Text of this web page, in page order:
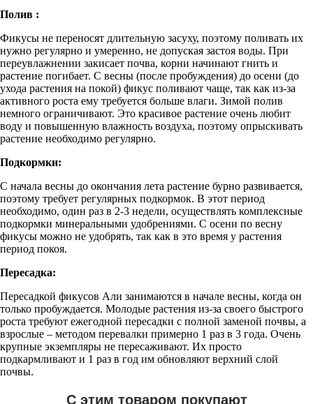
Полив :
Фикусы не переносят длительную засуху, поэтому поливать их
нужно регулярно и умеренно, не допуская застоя воды. При
переувлажнении закисает почва, корни начинают гнить и
растение погибает. С весны (после пробуждения) до осени (до
ухода растения на покой) фикус поливают чаще, так как из-за
активного роста ему требуется больше влаги. Зимой полив
немного ограничивают. Это красивое растение очень любит
воду и повышенную влажность воздуха, поэтому опрыскивать
растение необходимо регулярно.
Подкормки:
С начала весны до окончания лета растение бурно развивается,
поэтому требует регулярных подкормок. В этот период
необходимо, один раз в 2-3 недели, осуществлять комплексные
подкормки минеральными удобрениями. С осени по весну
фикусы можно не удобрять, так как в это время у растения
период покоя.
Пересадка:
Пересадкой фикусов Али занимаются в начале весны, когда он
только пробуждается. Молодые растения из-за своего быстрого
роста требуют ежегодной пересадки с полной заменой почвы, а
взрослые – методом перевалки примерно 1 раз в 3 года. Очень
крупные экземпляры не пересаживают. Их просто
подкармливают и 1 раз в год им обновляют верхний слой
почвы.
С этим товаром покупают